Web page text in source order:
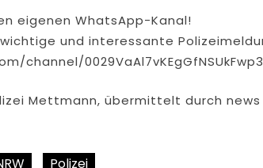
eigenen WhatsApp-Kanal!
und interessante
channel/
Mettmann, übermittelt durch
Polizei